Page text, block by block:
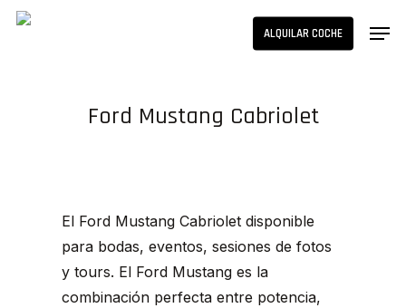
Skip
ALQUILAR COCHE
Ford Mustang Cabriolet
El Ford Mustang Cabriolet disponible
para bodas, eventos, sesiones de fotos
y tours. El Ford Mustang es la
combinación perfecta entre potencia,